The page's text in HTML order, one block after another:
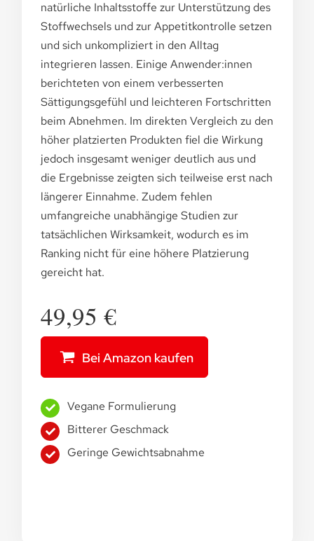
natürliche Inhaltsstoffe zur Unterstützung des
Stoffwechsels und zur Appetitkontrolle setzen
und sich unkompliziert in den Alltag
integrieren lassen. Einige Anwender:innen
berichteten von einem verbesserten
Sättigungsgefühl und leichteren Fortschritten
beim Abnehmen. Im direkten Vergleich zu den
höher platzierten Produkten fiel die Wirkung
jedoch insgesamt weniger deutlich aus und
die Ergebnisse zeigten sich teilweise erst nach
längerer Einnahme. Zudem fehlen
umfangreiche unabhängige Studien zur
tatsächlichen Wirksamkeit, wodurch es im
Ranking nicht für eine höhere Platzierung
gereicht hat.
49,95 €
Bei Amazon kaufen
Vegane Formulierung
Bitterer Geschmack
Geringe Gewichtsabnahme